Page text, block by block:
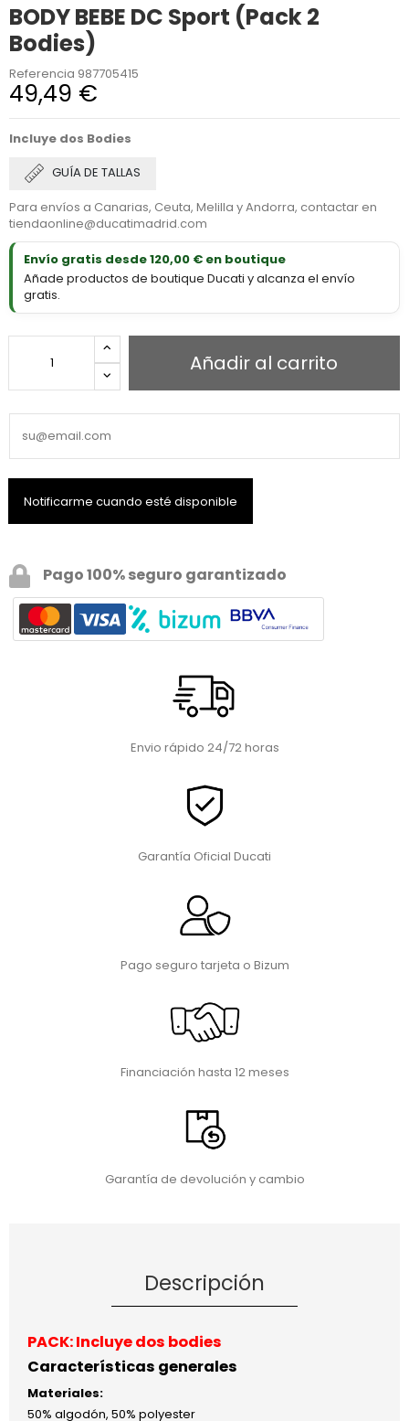
BODY BEBE DC Sport (Pack 2
Bodies)
Referencia 987705415
49,49 €
Incluye dos Bodies
GUÍA DE TALLAS
Para envíos a Canarias, Ceuta, Melilla y Andorra, contactar en
tiendaonline@ducatimadrid.com
Envío gratis desde 120,00 € en boutique
Añade productos de boutique Ducati y alcanza el envío
gratis.
Añadir al carrito
Pago 100% seguro garantizado
Envio rápido 24/72 horas
Garantía Oficial Ducati
Pago seguro tarjeta o Bizum
Financiación hasta 12 meses
Garantía de devolución y cambio
Descripción
PACK:Incluye dos bodies
Características generales
Materiales:
50% algodón, 50% polyester